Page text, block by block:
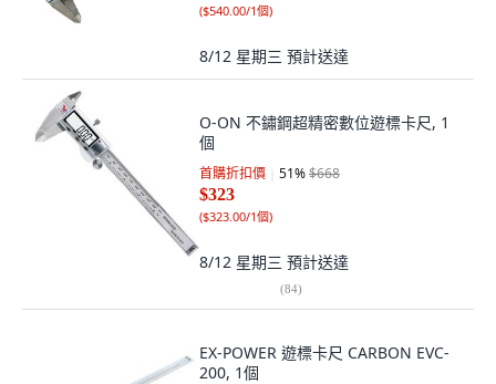
($540.00/1個)
8/12 星期三 預計送達
O-ON 不鏽鋼超精密數位遊標卡尺, 1
個
首購折扣價 51%$668
$323
($323.00/1個)
8/12 星期三 預計送達
(84)
EX-POWER 遊標卡尺 CARBON EVC-
200, 1個